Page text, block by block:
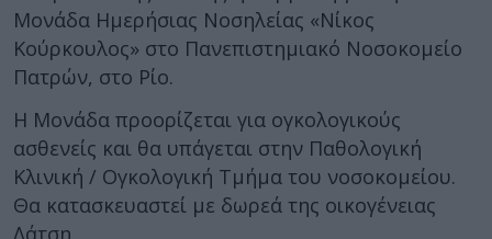
Μονάδα Ημερήσιας Νοσηλείας «Νίκος
Κούρκουλος» στο Πανεπιστημιακό Νοσοκομείο
Πατρών, στο Ρίο.
Η Μονάδα προορίζεται για ογκολογικούς
ασθενείς και θα υπάγεται στην Παθολογική
Κλινική / Ογκολογική Τμήμα του νοσοκομείου.
Θα κατασκευαστεί με δωρεά της οικογένειας
Λάτση.